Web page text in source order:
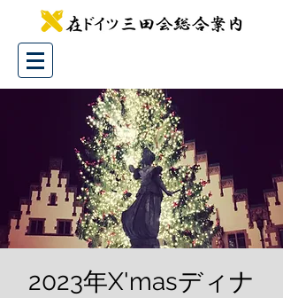
2023年X'masディナ